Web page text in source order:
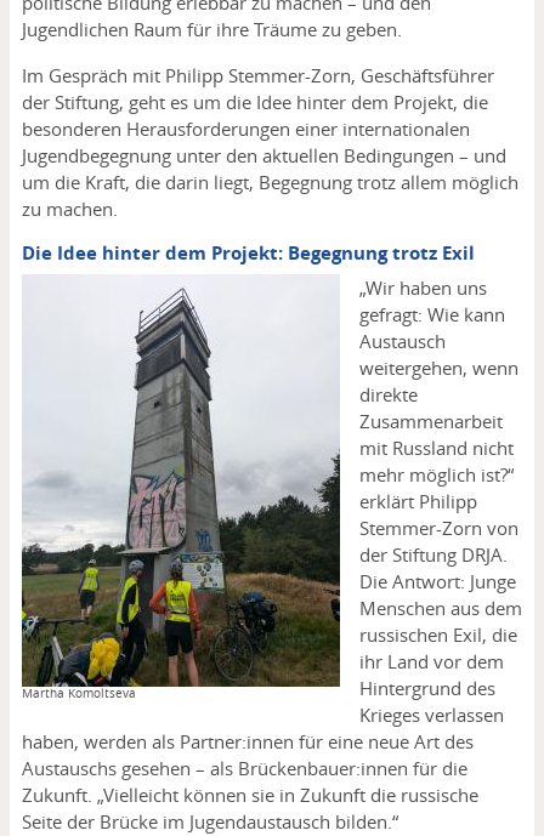
Jugendlichen Raum für ihre Träume zu geben.
Im Gespräch mit Philipp Stemmer-Zorn, Geschäftsführer
der Stiftung, geht es um die Idee hinter dem Projekt, die
besonderen Herausforderungen einer internationalen
Jugendbegegnung unter den aktuellen Bedingungen – und
um die Kraft, die darin liegt, Begegnung trotz allem möglich
zu machen.
Die Idee hinter dem Projekt: Begegnung trotz Exil
Copyright
Martha Komoltseva
„Wir haben uns
gefragt: Wie kann
Austausch
weitergehen, wenn
direkte
Zusammenarbeit
mit Russland nicht
mehr möglich ist?“
erklärt Philipp
Stemmer-Zorn von
der Stiftung DRJA.
Die Antwort: Junge
Menschen aus dem
russischen Exil, die
ihr Land vor dem
Hintergrund des
Krieges verlassen
haben, werden als Partner:innen für eine neue Art des
Austauschs gesehen – als Brückenbauer:innen für die
Zukunft. „Vielleicht können sie in Zukunft die russische
Seite der Brücke im Jugendaustausch bilden.“